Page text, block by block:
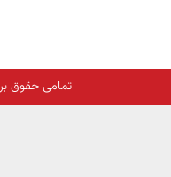
تمامی حقوق